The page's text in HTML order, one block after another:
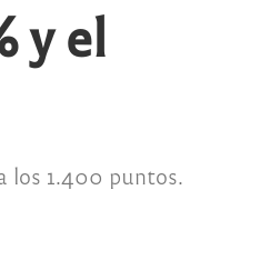
y el
los 1.400 puntos.